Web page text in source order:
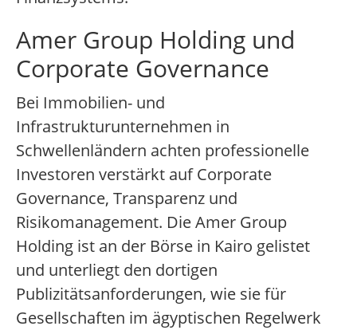
Amer Group Holding und
Corporate Governance
Bei Immobilien- und
Infrastrukturunternehmen in
Schwellenländern achten professionelle
Investoren verstärkt auf Corporate
Governance, Transparenz und
Risikomanagement. Die Amer Group
Holding ist an der Börse in Kairo gelistet
und unterliegt den dortigen
Publizitätsanforderungen, wie sie für
Gesellschaften im ägyptischen Regelwerk